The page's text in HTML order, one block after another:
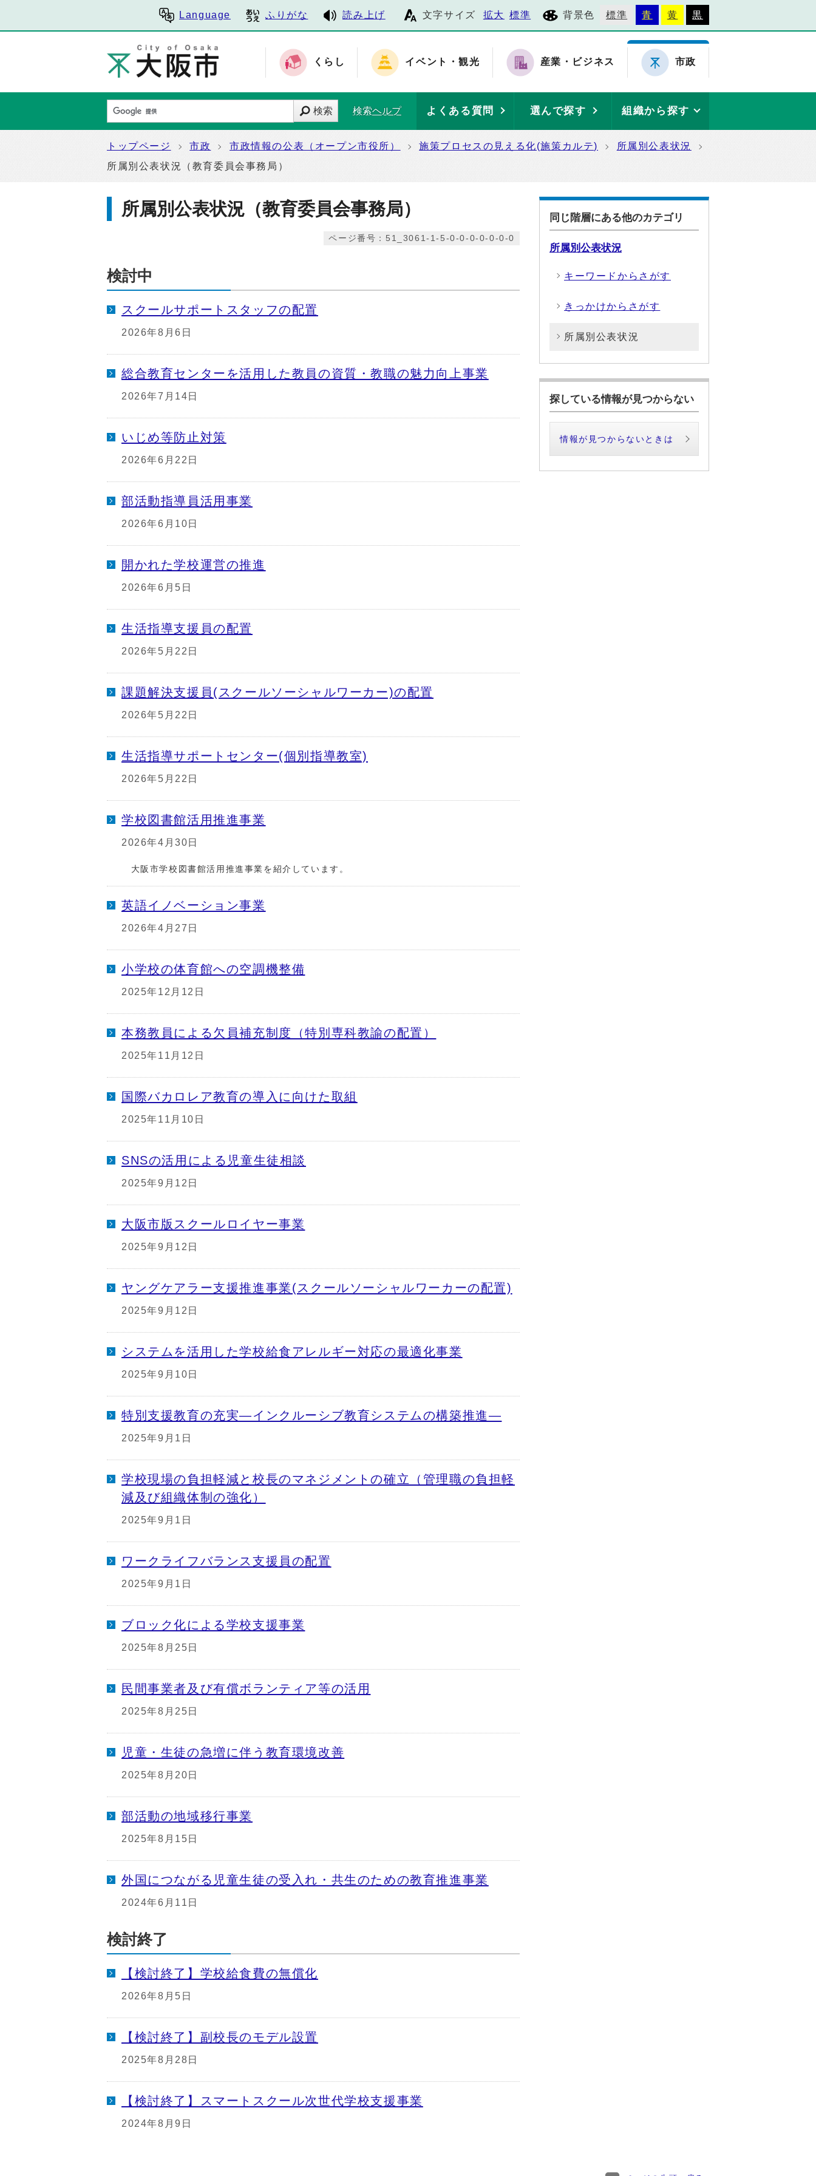
Language ふりがな 読み上げ 文字サイズ 拡大 標準 背景色 標準 青 黄 黒
くらし イベント・観光 産業・ビジネス 市政
検索 検索ヘルプ よくある質問 選んで探す 組織から探す
トップページ 市政 市政情報の公表（オープン市役所） 施策プロセスの見える化(施策カルテ)
所属別公表状況
所属別公表状況（教育委員会事務局）
所属別公表状況（教育委員会事務局）
ページ番号：51_3061-1-5-0-0-0-0-0-0-0
検討中
スクールサポートスタッフの配置
2026年8月6日
総合教育センターを活用した教員の資質・教職の魅力向上事業
2026年7月14日
いじめ等防止対策
2026年6月22日
部活動指導員活用事業
2026年6月10日
開かれた学校運営の推進
2026年6月5日
生活指導支援員の配置
2026年5月22日
課題解決支援員(スクールソーシャルワーカー)の配置
2026年5月22日
生活指導サポートセンター(個別指導教室)
2026年5月22日
学校図書館活用推進事業
2026年4月30日
大阪市学校図書館活用推進事業を紹介しています。
英語イノベーション事業
2026年4月27日
小学校の体育館への空調機整備
2025年12月12日
本務教員による欠員補充制度（特別専科教諭の配置）
2025年11月12日
国際バカロレア教育の導入に向けた取組
2025年11月10日
SNSの活用による児童生徒相談
2025年9月12日
大阪市版スクールロイヤー事業
2025年9月12日
ヤングケアラー支援推進事業(スクールソーシャルワーカーの配置)
2025年9月12日
システムを活用した学校給食アレルギー対応の最適化事業
2025年9月10日
特別支援教育の充実―インクルーシブ教育システムの構築推進―
2025年9月1日
学校現場の負担軽減と校長のマネジメントの確立（管理職の負担軽
減及び組織体制の強化）
2025年9月1日
ワークライフバランス支援員の配置
2025年9月1日
ブロック化による学校支援事業
2025年8月25日
民間事業者及び有償ボランティア等の活用
2025年8月25日
児童・生徒の急増に伴う教育環境改善
2025年8月20日
部活動の地域移行事業
2025年8月15日
外国につながる児童生徒の受入れ・共生のための教育推進事業
2024年6月11日
検討終了
【検討終了】学校給食費の無償化
2026年8月5日
【検討終了】副校長のモデル設置
2025年8月28日
【検討終了】スマートスクール次世代学校支援事業
2024年8月9日
同じ階層にある他のカテゴリ
所属別公表状況
キーワードからさがす
きっかけからさがす
所属別公表状況
探している情報が見つからない
情報が見つからないときは